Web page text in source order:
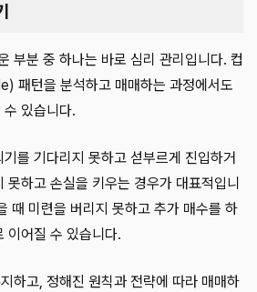
부분 중 하나는 바로 심리 관리입니다. 컵
패턴을 분석하고 매매하는 과정에서도
있습니다.
를 기다리지 못하고 섣부르게 진입하거
못하고 손실을 키우는 경우가 대표적입니
때 미련을 버리지 못하고 추가 매수를 하
이어질 수 있습니다.
하고, 정해진 원칙과 전략에 따라 매매하